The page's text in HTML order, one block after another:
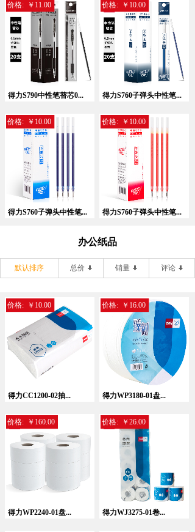
得力S790中性笔替芯0...
价格: ￥11.00
得力S760子弹头中性笔...
价格: ￥10.00
得力S760子弹头中性笔...
价格: ￥10.00
得力S760子弹头中性笔...
价格: ￥10.00
暂无相关记录！
办公纸品
默认排序 总价 销量 评论
得力CC1200-02抽...
价格: ￥10.00
得力WP3180-01盘...
价格: ￥16.00
得力WP2240-01盘...
价格: ￥160.00
得力WJ3275-01卷...
价格: ￥26.00